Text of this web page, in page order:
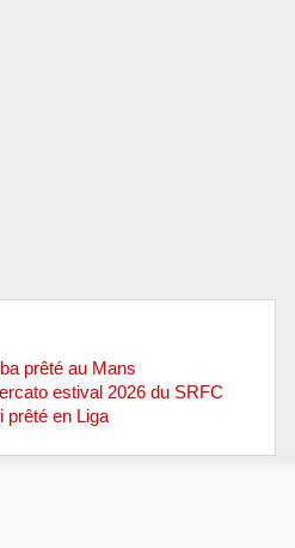
prêté au Mans
estival 2026 du SRFC
prêté en Liga